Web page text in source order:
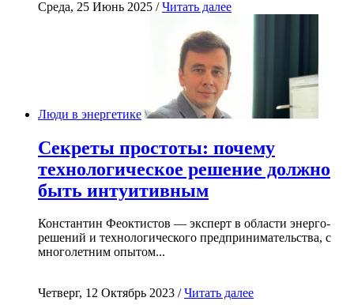
Среда, 25 Июнь 2025 /Читать далее
Люди в энергетике
Секреты простоты: почему
технологическое решение должно
быть интуитивным
Константин Феоктистов — эксперт в области энерго-
решений и технологического предпринимательства, с
многолетним опытом...
Четверг, 12 Октябрь 2023 /Читать далее